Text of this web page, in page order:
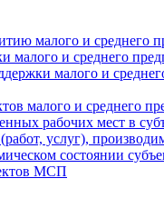
малого и среднего
малого и среднего
малого и
малого и среднего
рабочих мест в
услуг),
состоянии
МСП